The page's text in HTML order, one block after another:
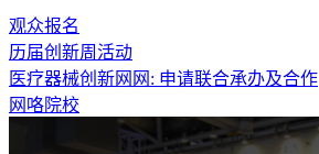
观众报名
历届创新周活动
医疗器械创新网网: 申请联合承办及合作
网咯院校